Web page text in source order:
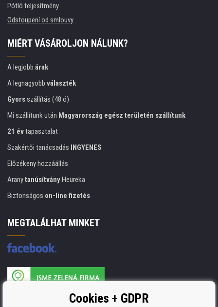
Pótló teljesítmény
Odstoupení od smlouvy
MIÉRT VÁSÁROLJON NÁLUNK?
A legjobb árak
A legnagyobb választék
Gyorsszállítás (48 ó)
Mi szállítunk után Magyarország egész területén szállítunk
21 évtapasztalat
Szakértői tanácsadás INGYENES
Előzékeny hozzáállás
AranytanúsítványHeureka
Biztonságos on-line fizetés
MEGTALÁLHAT MINKET
A nyomtatási kellékek gyártója ISO 9001 tanúsítvánnyal rendelkezik
ISO 9001, ISO 14001 és STMC.Cookies + GDPR